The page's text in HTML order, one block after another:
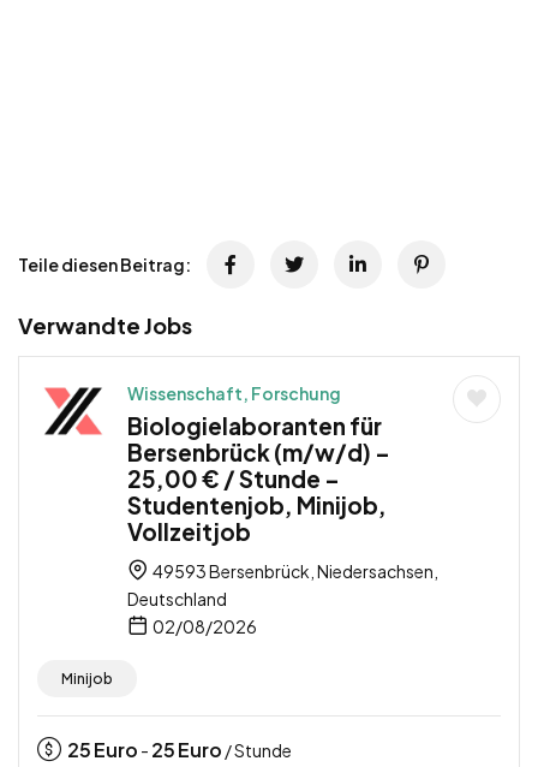
Teile diesen Beitrag:
Verwandte Jobs
Wissenschaft, Forschung
Biologielaboranten für
Bersenbrück (m/w/d) –
25,00 € / Stunde –
Studentenjob, Minijob,
Vollzeitjob
49593 Bersenbrück, Niedersachsen,
Deutschland
02/08/2026
Minijob
25Euro - 25Euro / Stunde